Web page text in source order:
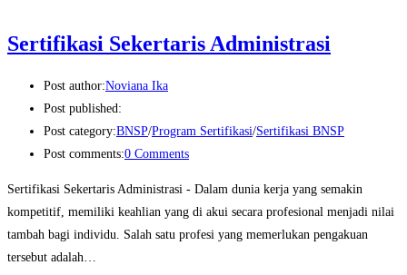
Sertifikasi Sekertaris Administrasi
Post author:Noviana Ika
Post published:
Post category:BNSP/Program Sertifikasi/Sertifikasi BNSP
Post comments:0 Comments
Sertifikasi Sekertaris Administrasi - Dalam dunia kerja yang semakin
kompetitif, memiliki keahlian yang di akui secara profesional menjadi nilai
tambah bagi individu. Salah satu profesi yang memerlukan pengakuan
tersebut adalah…